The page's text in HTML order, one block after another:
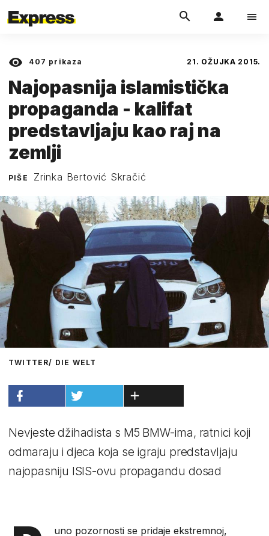
407 prikaza 21. OŽUJKA 2015.
Najopasnija islamistička
propaganda - kalifat
predstavljaju kao raj na
zemlji
PIŠE Zrinka Bertović Skračić
TWITTER/ DIE WELT
Nevjeste džihadista s M5 BMW-ima, ratnici koji
odmaraju i djeca koja se igraju predstavljaju
najopasniju ISIS-ovu propagandu dosad
uno pozornosti se pridaje ekstremnoj,